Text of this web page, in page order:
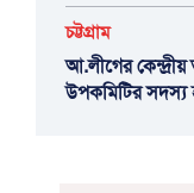
চট্টগ্রাম
আ.লীগের
উপকমিটির সদস্য